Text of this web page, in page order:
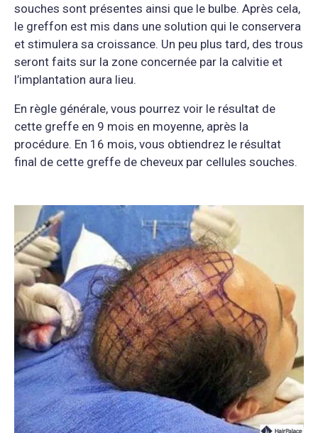
souches sont présentes ainsi que le bulbe. Après cela,
le greffon est mis dans une solution qui le conservera
et stimulera sa croissance. Un peu plus tard, des trous
seront faits sur la zone concernée par la calvitie et
l’implantation aura lieu.
En règle générale, vous pourrez voir le résultat de
cette greffe en 9 mois en moyenne, après la
procédure. En 16 mois, vous obtiendrez le résultat
final de cette greffe de cheveux par cellules souches.